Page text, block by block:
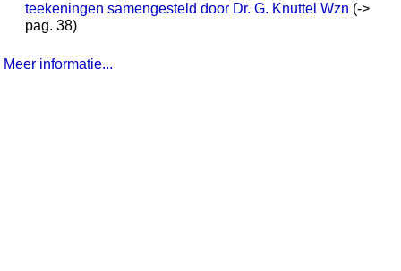
teekeningen samengesteld door Dr. G. Knuttel Wzn (->
pag. 38)
Meer informatie...